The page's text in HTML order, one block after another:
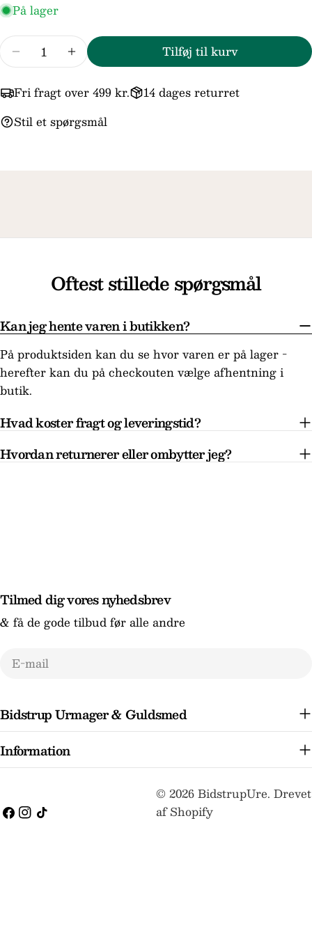
På lager
Reducer mængden for Lund Copenhagen
Forøg mængden for Lund
Tilføj til kurv
Fri fragt over 499 kr.
14 dages returret
Stil et spørgsmål
Felterne markeret med * er obligatoriske.
Oftest stillede spørgsmål
Kan jeg hente varen i butikken?
På produktsiden kan du se hvor varen er på lager -
herefter kan du på checkouten vælge afhentning i
butik.
Hvad koster fragt og leveringstid?
Hvordan returnerer eller ombytter jeg?
Bidstrup Urmager & Guldsmed
Information
Tilmed dig vores nyhedsbrev
& få de gode tilbud før alle andre
E-
Facebook
Instagram
TikTok
© 2026BidstrupUre. Drevet
af Shopify
Betalingsmetoder